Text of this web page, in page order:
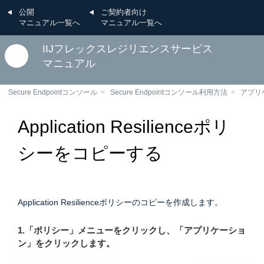
公開
マニュアル一覧へ
ご契約者向け
マニュアル一覧へ
IIJフレックスレジリエンスサービス
マニュアル
Secure Endpointコンソール Secure Endpointコンソール利用方法 アプリ
Application Resilienceポリ
シーをコピーする
Application Resilienceポリシーのコピーを作成します。
1.「ポリシー」メニューをクリックし、「アプリケーショ
ン」をクリックします。